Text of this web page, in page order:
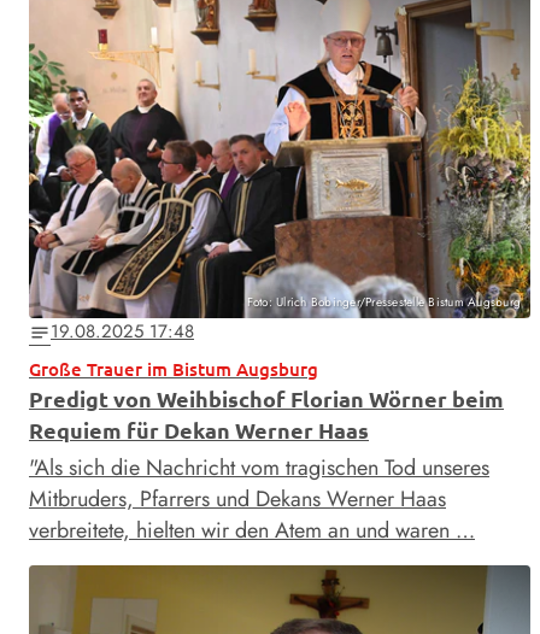
Foto: Ulrich Bobinger/Pressestelle Bistum Augsburg
notes19.08.2025 17:48
Große Trauer im Bistum Augsburg
Predigt von Weihbischof Florian Wörner beim
Requiem für Dekan Werner Haas
"Als sich die Nachricht vom tragischen Tod unseres
Mitbruders, Pfarrers und Dekans Werner Haas
verbreitete, hielten wir den Atem an und waren …